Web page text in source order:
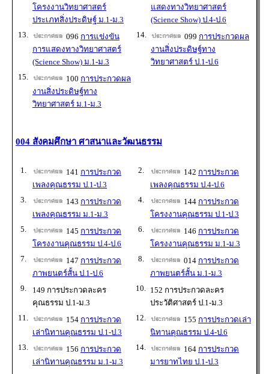
โครงงานวิทยาศาสตร์
ประเภทสิ่งประดิษฐ์ ม.1-ม.3
แสดงทางวิทยาศาสตร์
(Science Show) ป.4-ป.6
13.
096 การแข่งขัน
การแสดงทางวิทยาศาสตร์
(Science Show) ม.1-ม.3
14. 099 การประกวดผล
งานสิ่งประดิษฐ์ทาง
วิทยาศาสตร์ ป.1-ป.6
15.
100 การประกวดผล
งานสิ่งประดิษฐ์ทาง
วิทยาศาสตร์ ม.1-ม.3
004 สังคมศึกษา ศาสนาและวัฒนธรรม
1. 141 การประกวด
เพลงคุณธรรม ป.1-ป.3
2. 142 การประกวด
เพลงคุณธรรม ป.4-ป.6
3.
143 การประกวด
เพลงคุณธรรม ม.1-ม.3
4. 144 การประกวด
โครงงานคุณธรรม ป.1-ป.3
5.
145 การประกวด
โครงงานคุณธรรม ป.4-ป.6
6. 146 การประกวด
โครงงานคุณธรรม ม.1-ม.3
7.
147 การประกวด
ภาพยนตร์สั้น ป.1-ป.6
8. 014 การประกวด
ภาพยนตร์สั้น ม.1-ม.3
9.
149 การประกวดละคร
คุณธรรม ป.1-ม.3
10. 152 การประกวดละคร
ประวัติศาสตร์ ป.1-ม.3
11.
154 การประกวด
เล่านิทานคุณธรรม ป.1-ป.3
12. 155 การประกวดเล่า
นิทานคุณธรรม ป.4-ป.6
13.
156 การประกวด
เล่านิทานคุณธรรม ม.1-ม.3
14. 164 การประกวด
มารยาทไทย ป.1-ป.3